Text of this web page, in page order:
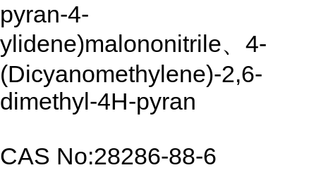
pyran-4-
ylidene)malononitrile、4-
(Dicyanomethylene)-2,6-
dimethyl-4H-pyran
CAS No:28286-88-6